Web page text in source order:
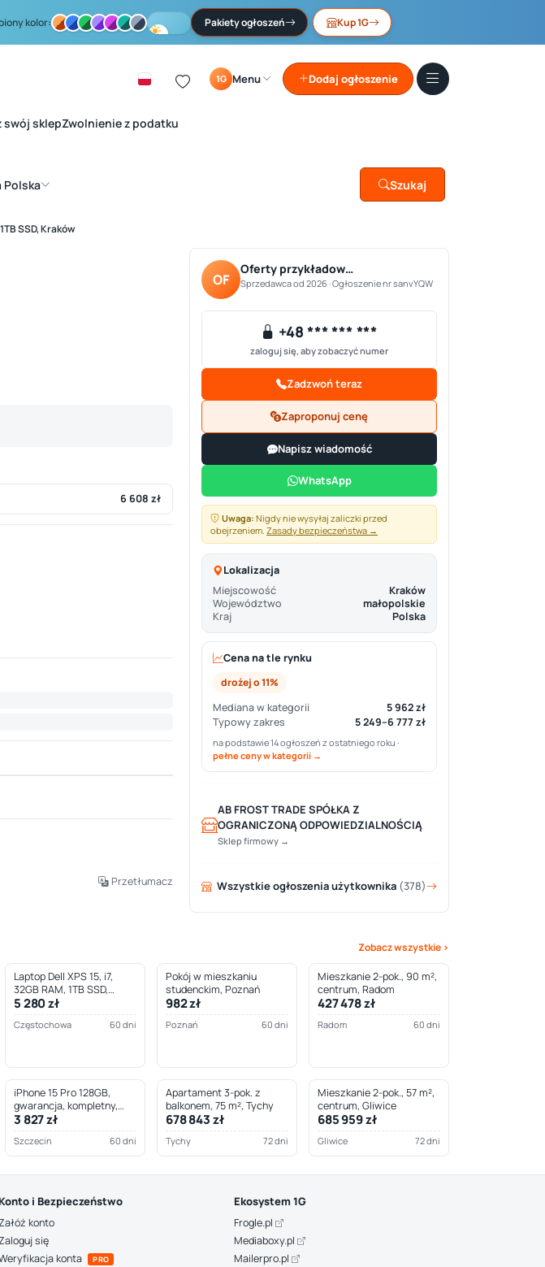
kolor: Pakiety ogłoszeń Kup 1G
1G Menu Dodaj ogłoszenie
swój sklepZwolnienie z podatku
Polska Szukaj
SSD, Kraków
6 608 zł
Przetłumacz
OF
Oferty przykładow…
Sprzedawca od 2026 · Ogłoszenie nr sanvYQW
+48 *** *** ***
zaloguj się, aby zobaczyć numer
Zadzwoń teraz
Zaproponuj cenę
Napisz wiadomość
WhatsApp
Uwaga: Nigdy nie wysyłaj zaliczki przed
obejrzeniem. Zasady bezpieczeństwa →
Lokalizacja
Miejscowość
Kraków
Województwo
małopolskie
Kraj
Polska
Cena na tle rynku
drożej o 11%
Mediana w kategorii
5 962 zł
Typowy zakres
5 249–6 777 zł
na podstawie 14 ogłoszeń z ostatniego roku ·
pełne ceny w kategorii →
AB FROST TRADE SPÓŁKA Z
OGRANICZONĄ ODPOWIEDZIALNOŚCIĄ
Sklep firmowy →
Wszystkie ogłoszenia użytkownika (378)
Zobacz wszystkie ›
Laptop Dell XPS 15, i7,
32GB RAM, 1TB SSD,
Częstochowa
5 280 zł
Częstochowa 60 dni
Pokój w mieszkaniu
studenckim, Poznań
982 zł
Poznań 60 dni
Mieszkanie 2-pok., 90 m²,
centrum, Radom
427 478 zł
Radom 60 dni
iPhone 15 Pro 128GB,
gwarancja, kompletny,
Szczecin
3 827 zł
Szczecin 60 dni
Apartament 3-pok. z
balkonem, 75 m², Tychy
678 843 zł
Tychy 72 dni
Mieszkanie 2-pok., 57 m²,
centrum, Gliwice
685 959 zł
Gliwice 72 dni
Konto i Bezpieczeństwo
konto
się
konta
PRO
Ekosystem 1G
Frogle.pl
Mediaboxy.pl
Mailerpro.pl